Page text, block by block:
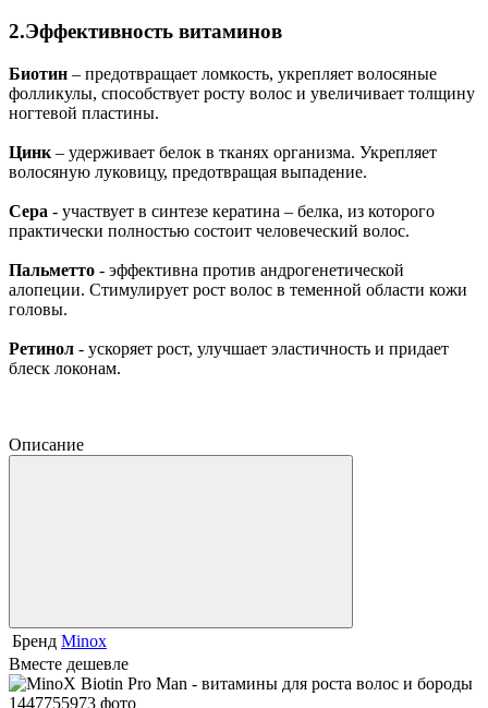
2.Эффективность витаминов
Биотин – предотвращает ломкость, укрепляет волосяные
фолликулы, способствует росту волос и увеличивает толщину
ногтевой пластины.
Цинк – удерживает белок в тканях организма. Укрепляет
волосяную луковицу, предотвращая выпадение.
Сера - участвует в синтезе кератина – белка, из которого
практически полностью состоит человеческий волос.
Пальметто - эффективна против андрогенетической
алопеции. Стимулирует рост волос в теменной области кожи
головы.
Ретинол - ускоряет рост, улучшает эластичность и придает
блеск локонам.
Описание
Бренд Minox
Вместе дешевле